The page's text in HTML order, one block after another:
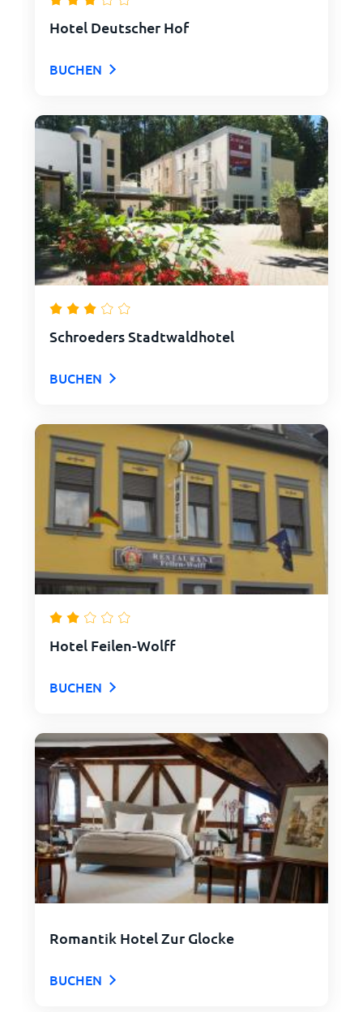
Hotel Deutscher Hof
BUCHEN
Schroeders Stadtwaldhotel
BUCHEN
Hotel Feilen-Wolff
BUCHEN
Romantik Hotel Zur Glocke
BUCHEN